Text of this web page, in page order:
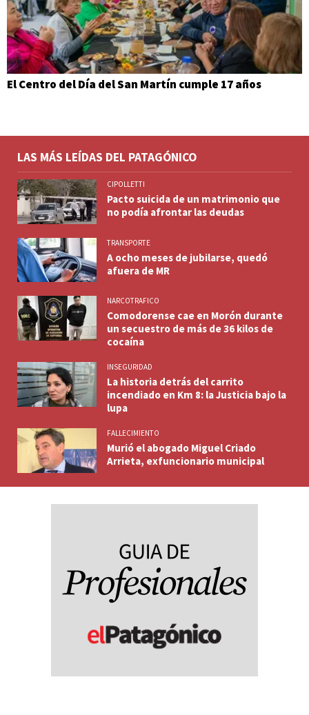
El Centro del Día del San Martín cumple 17 años
LAS MÁS LEÍDAS DEL PATAGÓNICO
CIPOLLETTI
Pacto suicida de un matrimonio que
no podía afrontar las deudas
TRANSPORTE
A ocho meses de jubilarse, quedó
afuera de MR
NARCOTRAFICO
Comodorense cae en Morón durante
un secuestro de más de 36 kilos de
cocaína
INSEGURIDAD
La historia detrás del carrito
incendiado en Km 8: la Justicia bajo la
lupa
FALLECIMIENTO
Murió el abogado Miguel Criado
Arrieta, exfuncionario municipal